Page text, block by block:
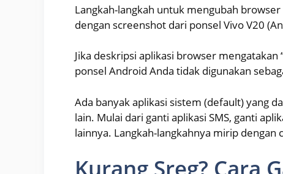
Langkah-langkah untuk mengubah
dengan screenshot dari ponsel Vivo V20
Jika deskripsi aplikasi browser
ponsel Android Anda tidak digunakan
Ada banyak aplikasi sistem (default) yang
lain. Mulai dari ganti aplikasi SMS, ganti
lainnya. Langkah-langkahnya mirip dengan